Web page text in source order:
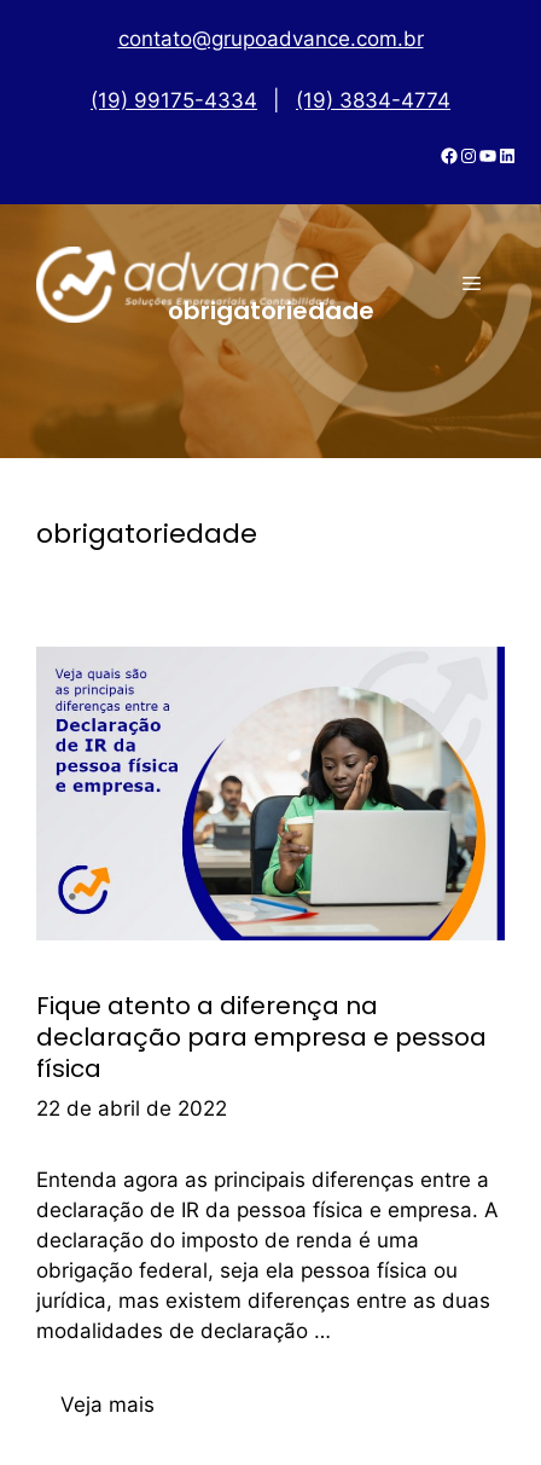
contato@grupoadvance.com.br
(19) 99175-4334 (19) 3834-4774
obrigatoriedade
obrigatoriedade
Fique atento a diferença na
declaração para empresa e pessoa
física
22 de abril de 2022
Entenda agora as principais diferenças entre a
declaração de IR da pessoa física e empresa. A
declaração do imposto de renda é uma
obrigação federal, seja ela pessoa física ou
jurídica, mas existem diferenças entre as duas
modalidades de declaração …
Veja mais